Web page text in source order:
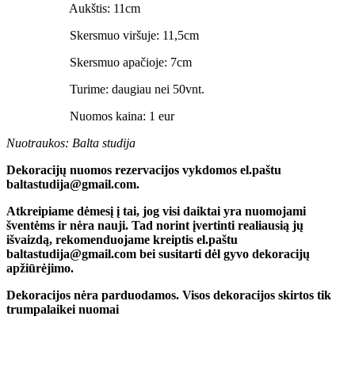
Aukštis: 11cm
Skersmuo viršuje: 11,5cm
Skersmuo apačioje: 7cm
Turime: daugiau nei 50vnt.
Nuomos kaina: 1 eur
Nuotraukos: Balta studija
Dekoracijų nuomos rezervacijos vykdomos el.paštu
baltastudija@gmail.com.
Atkreipiame dėmesį į tai, jog visi daiktai yra nuomojami
šventėms ir nėra nauji. Tad norint įvertinti realiausią jų
išvaizdą, rekomenduojame kreiptis el.paštu
baltastudija@gmail.com bei susitarti dėl gyvo dekoracijų
apžiūrėjimo.
Dekoracijos nėra parduodamos. Visos dekoracijos skirtos tik
trumpalaikei nuomai